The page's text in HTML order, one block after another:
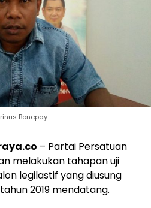
Bonepay
– Partai Persatuan
melakukan tahapan uji
legilastif yang diusung
2019 mendatang.